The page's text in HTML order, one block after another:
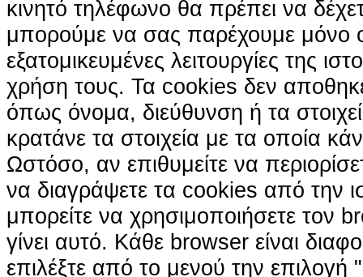
κινητό τηλέφωνο θα πρέπει να
μπορούμε να σας παρέχουμε μόνο
εξατομικευμένες λειτουργίες της
χρήση τους. Τα cookies δεν
όπως όνομα, διεύθυνση ή τα
κρατάνε τα στοιχεία με τα οποία
Ωστόσο, αν επιθυμείτε να
να διαγράψετε τα cookies από την
μπορείτε να χρησιμοποιήσετε τον
γίνει αυτό. Κάθε browser είναι
επιλέξτε από το μενού την επιλογή